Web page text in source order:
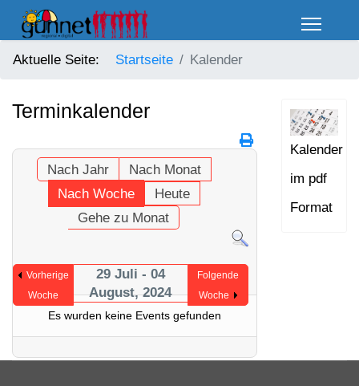
Aktuelle Seite: Startseite Kalender
Terminkalender
Nach Jahr
Nach Monat
Nach Woche
Heute
Gehe zu Monat
Vorherige
Woche
29 Juli - 04
August, 2024
Folgende
Woche
Es wurden keine Events gefunden
Kalender
im pdf
Format